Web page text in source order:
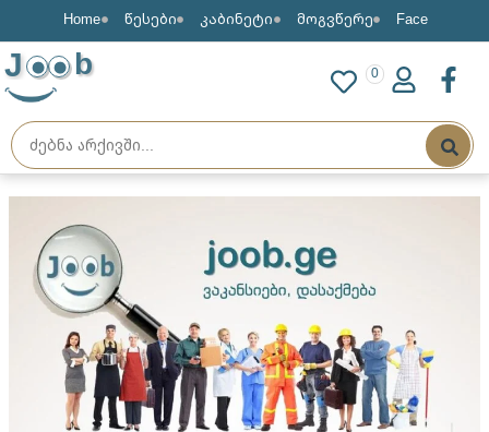
Home წესები კაბინეტი მოგვწერე Face
J b 0